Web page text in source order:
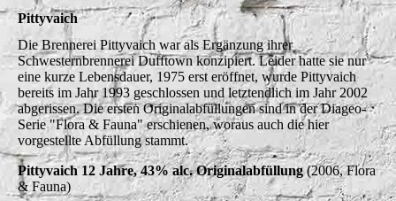
Pittyvaich
Die Brennerei Pittyvaich war als Ergänzung ihrer
Schwesternbrennerei Dufftown konzipiert. Leider hatte sie nur
eine kurze Lebensdauer, 1975 erst eröffnet, wurde Pittyvaich
bereits im Jahr 1993 geschlossen und letztendlich im Jahr 2002
abgerissen. Die ersten Originalabfüllungen sind in der Diageo-
Serie "Flora & Fauna" erschienen, woraus auch die hier
vorgestellte Abfüllung stammt.
Pittyvaich 12 Jahre, 43% alc. Originalabfüllung(2006, Flora
& Fauna)